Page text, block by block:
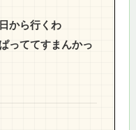
から行くわ
っててすまんかっ